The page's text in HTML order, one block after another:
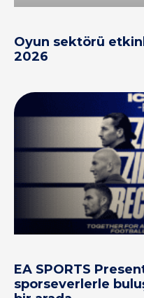
Oyun sektörü
2026
EA SPORTS
sporseverlerle